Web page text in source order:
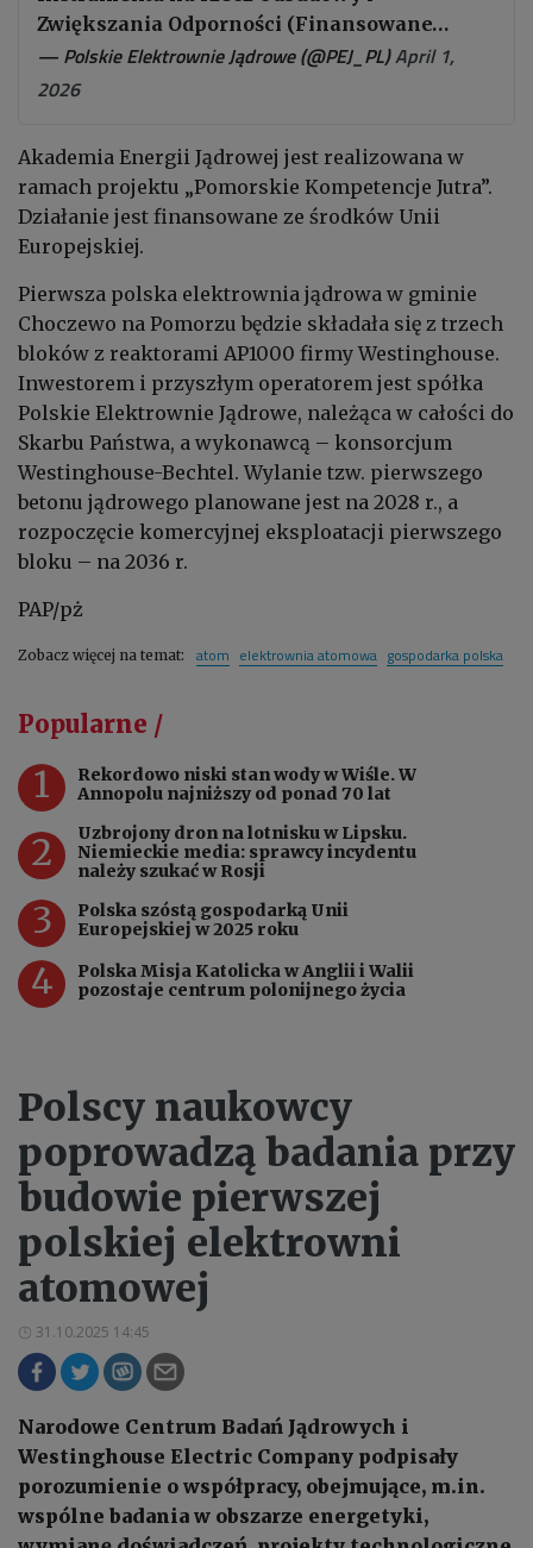
Zwiększania Odporności (Finansowane…
— Polskie Elektrownie Jądrowe (@PEJ_PL)April 1,
2026
Akademia Energii Jądrowej jest realizowana w
ramach projektu „Pomorskie Kompetencje Jutra”.
Działanie jest finansowane ze środków Unii
Europejskiej.
Pierwsza polska elektrownia jądrowa w gminie
Choczewo na Pomorzu będzie składała się z trzech
bloków z reaktorami AP1000 firmy Westinghouse.
Inwestorem i przyszłym operatorem jest spółka
Polskie Elektrownie Jądrowe, należąca w całości do
Skarbu Państwa, a wykonawcą – konsorcjum
Westinghouse-Bechtel. Wylanie tzw. pierwszego
betonu jądrowego planowane jest na 2028 r., a
rozpoczęcie komercyjnej eksploatacji pierwszego
bloku – na 2036 r.
PAP/pż
Zobacz więcej na temat: atom elektrownia atomowa gospodarka polska
Popularne /
1
Rekordowo niski stan wody w Wiśle. W
Annopolu najniższy od ponad 70 lat
2
Uzbrojony dron na lotnisku w Lipsku.
Niemieckie media: sprawcy incydentu
należy szukać w Rosji
3
Polska szóstą gospodarką Unii
Europejskiej w 2025 roku
4
Polska Misja Katolicka w Anglii i Walii
pozostaje centrum polonijnego życia
Polscy naukowcy
poprowadzą badania przy
budowie pierwszej
polskiej elektrowni
atomowej
31.10.2025 14:45
Narodowe Centrum Badań Jądrowych i
Westinghouse Electric Company podpisały
porozumienie o współpracy, obejmujące, m.in.
wspólne badania w obszarze energetyki,